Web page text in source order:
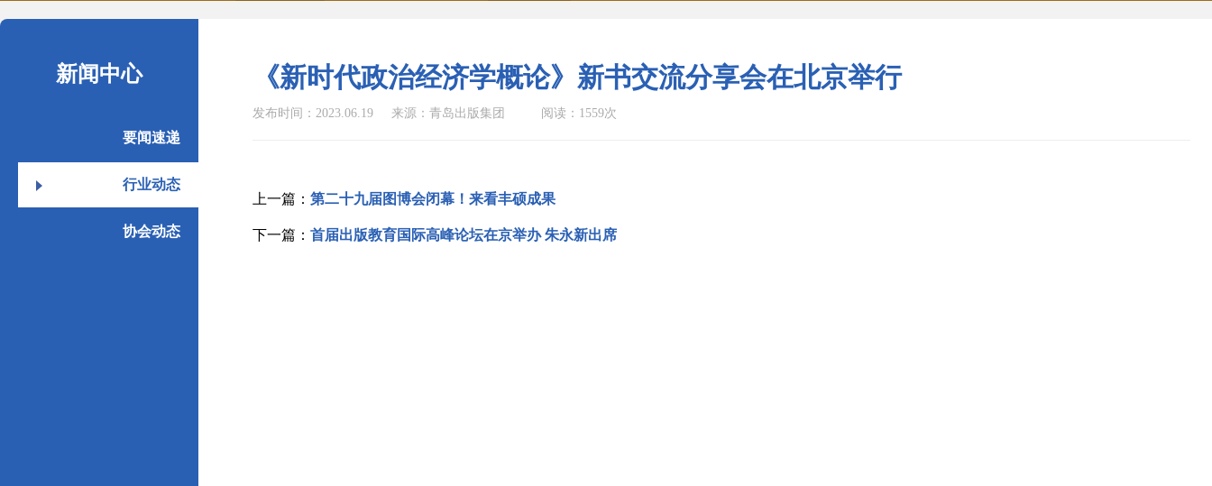
新闻中心
要闻速递
行业动态
协会动态
《新时代政治经济学概论》新书交流分享会在北京举行
发布时间：2023.06.19 来源：青岛出版集团 阅读：1559次
上一篇： 第二十九届图博会闭幕！来看丰硕成果
下一篇： 首届出版教育国际高峰论坛在京举办 朱永新出席